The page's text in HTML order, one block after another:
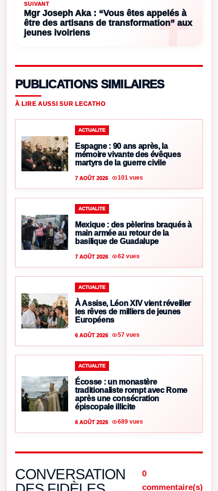
SUIVANT
Mgr Joseph Aka : “Vous êtes appelés à
être des artisans de transformation” aux
jeunes ivoiriens
PUBLICATIONS SIMILAIRES
À LIRE AUSSI SUR LECATHO
ACTUALITE
Espagne : 90 ans après, la
mémoire vivante des évêques
martyrs de la guerre civile
7 AOÛT 2026 101 vues
ACTUALITE
Mexique : des pèlerins braqués à
main armée au retour de la
basilique de Guadalupe
7 AOÛT 2026 62 vues
ACTUALITE
À Assise, Léon XIV vient réveiller
les rêves de milliers de jeunes
Européens
6 AOÛT 2026 57 vues
ACTUALITE
Écosse : un monastère
traditionaliste rompt avec Rome
après une consécration
épiscopale illicite
6 AOÛT 2026 689 vues
CONVERSATION
0
commentaire(s)